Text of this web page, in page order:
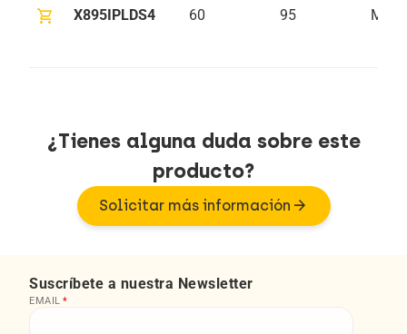
shopping_cart X895IPLDS4 60 95 M8
¿Tienes alguna duda sobre este
producto?
Solicitar más información arrow_forward
Suscríbete a nuestra Newsletter
EMAIL *